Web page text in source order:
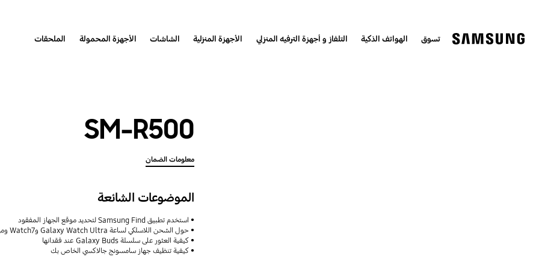
تسوق الهواتف الذكية التلفاز و أجهزة الترفيه المنزلي الأجهزة المنزلية الشاشات الأجهزة المحمولة الملحقات
SM-R500
معلومات الضمان
الموضوعات الشائعة
استخدم تطبيق Samsung Find لتحديد موقع الجهاز المفقود
حول الشحن اللاسلكي لساعة Galaxy Watch Ultra وWatch7 وميزات مشاركة الطاقة اللاسلكية
كيفية العثور على سلسلة Galaxy Buds عند فقدانها
كيفية تنظيف جهاز سامسونج جالاكسي الخاص بك